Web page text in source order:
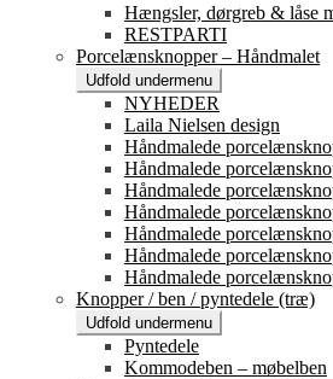
Hængsler, dørgreb & låse
RESTPARTI
Porcelænsknopper – Håndmalet
Udfold undermenu
NYHEDER
Laila Nielsen design
Håndmalede
Håndmalede
Håndmalede
Håndmalede
Håndmalede
Håndmalede
Håndmalede
Knopper / ben / pyntedele (træ)
Udfold undermenu
Pyntedele
Kommodeben – møbelben